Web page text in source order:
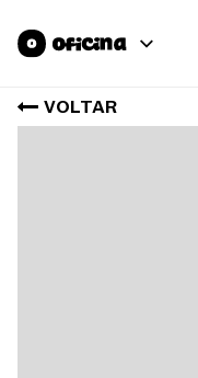
VOLTAR